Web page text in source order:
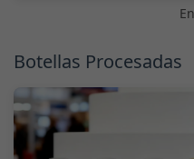
Botellas Procesadas